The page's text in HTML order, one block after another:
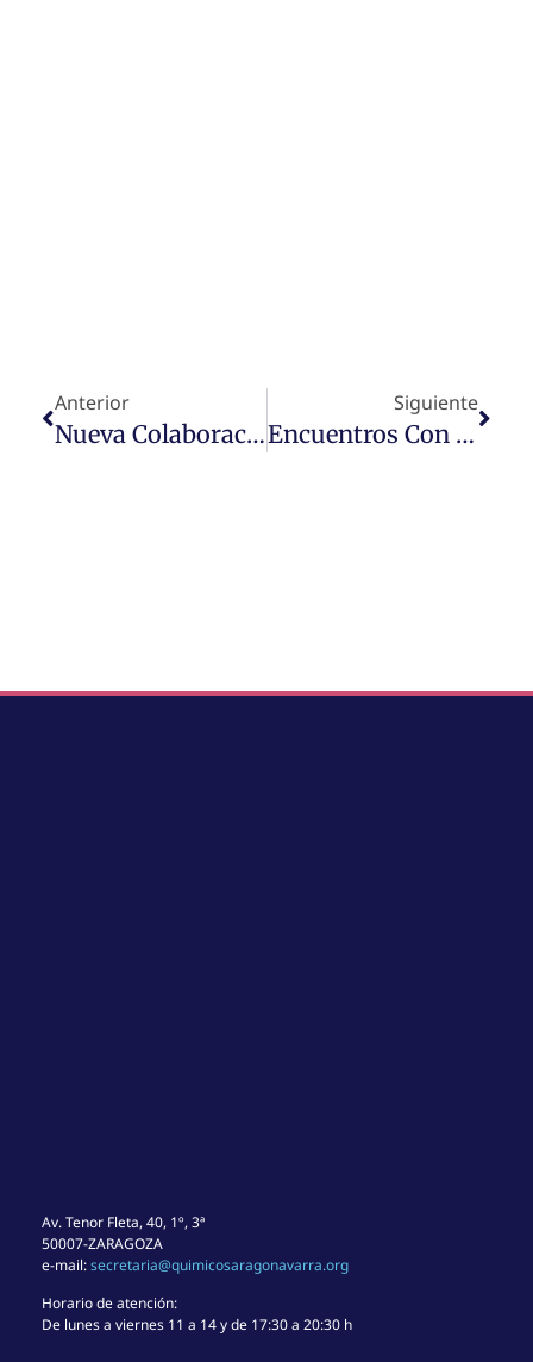
Anterior
Nueva Colaboración En Prensa De Nuestra Decana
Siguiente
Encuentros Con La Ciencia: Pensamiento Mágico Y Pensamiento Racional Ante Los Desastres Naturales
Av. Tenor Fleta, 40, 1º, 3ª
50007-ZARAGOZA
e-mail:secretaria@quimicosaragonavarra.org
Horario de atención:
De lunes a viernes 11 a 14 y de 17:30 a 20:30 h